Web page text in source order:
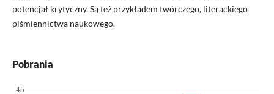
potencjał krytyczny. Są też przykładem twórczego, literackiego
piśmiennictwa naukowego.
Pobrania